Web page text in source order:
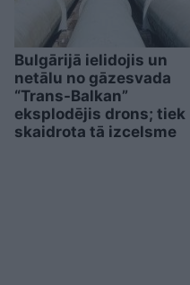
Bulgārijā ielidojis un
netālu no gāzesvada
“Trans-Balkan”
eksplodējis drons; tiek
skaidrota tā izcelsme